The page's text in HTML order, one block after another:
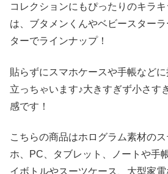
コレクションにもぴったりのキラ
は、ブタメンくんやベビースター
ターでラインナップ！
貼らずにスマホケースや手帳など
立っちゃいます♪大きすぎず小さす
感です！
こちらの商品はホログラム素材の
ホ、PC、タブレット、ノートや手
イボトルやスーツケース、大型家